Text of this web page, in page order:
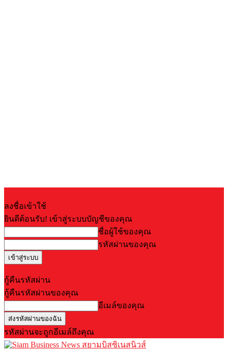
ลงชื่อเข้าใช้
ยินดีต้อนรับ! เข้าสู่ระบบบัญชีของคุณ
ชื่อผู้ใช้ของคุณ
รหัสผ่านของคุณ
กู้คืนรหัสผ่าน
กู้คืนรหัสผ่านของคุณ
อีเมล์ของคุณ
รหัสผ่านจะถูกอีเมล์ถึงคุณ
สยามบิสซิเนสนิวส์